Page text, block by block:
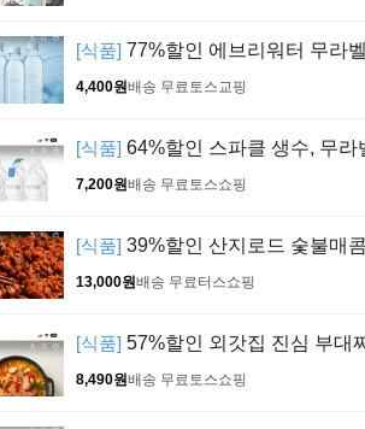
[식품] 77%할인 에브리워터 무라
4,400원배송 무료토스교핑
[식품] 64%할인 스파클 생수, 무라
7,200원배송 무료토스쇼핑
[식품] 39%할인 산지로드 숯불매
13,000원배송 무료터스쇼핑
[식품] 57%할인 외갓집 진심 부대
8,490원배송 무료토스쇼핑